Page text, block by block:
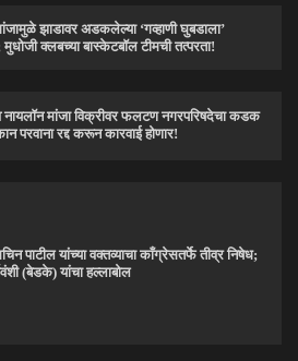
झाडावर अडकलेल्या ‘गव्हाणी घुबडाला’
क्लबच्या बास्केटबॉल टीमची तत्परता!
नायलॉन मांजा विक्रीवर फलटण नगरपरिषदेचा कडक
परवाना रद्द करून कारवाई होणार!
पाटील यांच्या वक्तव्याचा काँग्रेसतर्फे तीव्र निषेध;
(बेडके) यांचा हल्लाबोल